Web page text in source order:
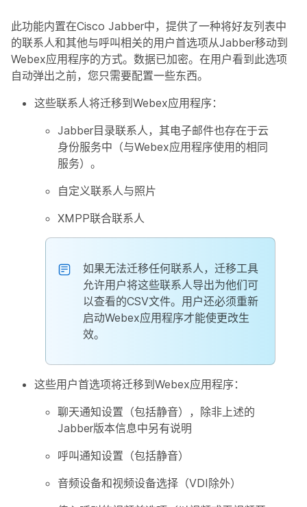
此功能内置在Cisco Jabber中，提供了一种将好友列表中
的联系人和其他与呼叫相关的用户首选项从Jabber移动到
Webex应用程序的方式。数据已加密。在用户看到此选项
自动弹出之前，您只需要配置一些东西。
这些联系人将迁移到Webex应用程序：
Jabber目录联系人，其电子邮件也存在于云
身份服务中（与Webex应用程序使用的相同
服务）。
自定义联系人与照片
XMPP联合联系人
如果无法迁移任何联系人，迁移工具
允许用户将这些联系人导出为他们可
以查看的CSV文件。用户还必须重新
启动Webex应用程序才能使更改生
效。
这些用户首选项将迁移到Webex应用程序：
聊天通知设置（包括静音），除非上述的
Jabber版本信息中另有说明
呼叫通知设置（包括静音）
音频设备和视频设备选择（VDI除外）